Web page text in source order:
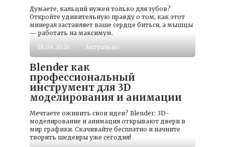
Думаете, кальций нужен только для зубов?
Откройте удивительную правду о том, как этот
минерал заставляет ваше сердце биться, а мышцы
— работать на максимум.
18.04.2026
Актуально
Blender как
профессиональный
инструмент для 3D
моделирования и анимации
Мечтаете оживить свои идеи? Blender: 3D-
моделирование и анимация открывают двери в
мир графики. Скачивайте бесплатно и начните
творить шедевры уже сегодня!